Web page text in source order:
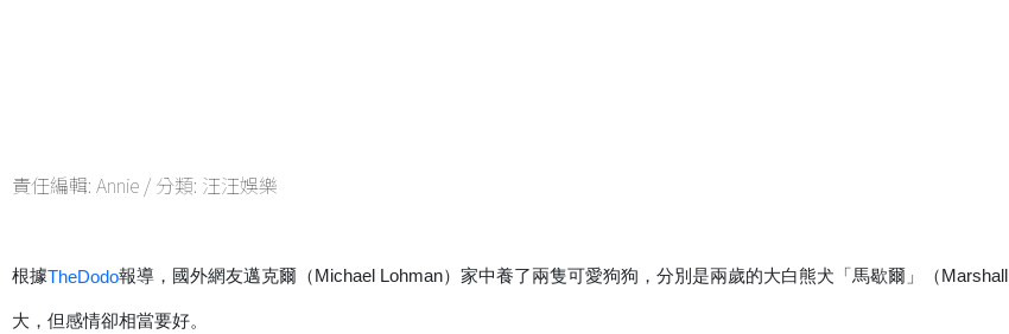
責任編輯: Annie / 分類: 汪汪娛樂
根據TheDodo報導，國外網友邁克爾（Michael Lohman）家中養了兩隻可愛狗狗，分別是兩歲的大白熊犬「馬歇爾」（
大，但感情卻相當要好。